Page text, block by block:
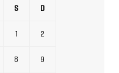
S D
1 2
8 9